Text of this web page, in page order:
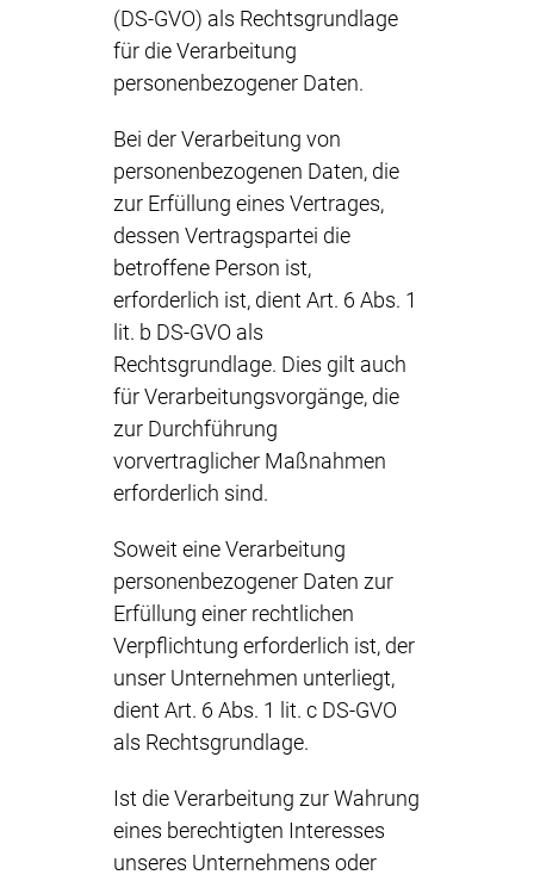
(DS-GVO) als Rechtsgrundlage
für die Verarbeitung
personenbezogener Daten.
Bei der Verarbeitung von
personenbezogenen Daten, die
zur Erfüllung eines Vertrages,
dessen Vertragspartei die
betroffene Person ist,
erforderlich ist, dient Art. 6 Abs. 1
lit. b DS-GVO als
Rechtsgrundlage. Dies gilt auch
für Verarbeitungsvorgänge, die
zur Durchführung
vorvertraglicher Maßnahmen
erforderlich sind.
Soweit eine Verarbeitung
personenbezogener Daten zur
Erfüllung einer rechtlichen
Verpflichtung erforderlich ist, der
unser Unternehmen unterliegt,
dient Art. 6 Abs. 1 lit. c DS-GVO
als Rechtsgrundlage.
Ist die Verarbeitung zur Wahrung
eines berechtigten Interesses
unseres Unternehmens oder